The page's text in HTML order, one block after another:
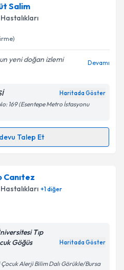
için randevu takvimi
uzmandan randevu almanız
e-posta ile
ilişkinAydınlatma
kişisel verilerimin belirtilen
kabul ediyorum.
Salim
yeni doğan izlemi
Devamı
Haritada Göster
169 (Esentepe Metro İstasyonu
Talep Et
için randevu takvimi talebi
randevu almanız için bir
e-posta ile bilgilendireceğiz.
ilişkinAydınlatma
Canıtez
+1diğer
Tıp
Göğüs
Haritada Göster
Alerji Bilim Dalı Görükle/Bursa